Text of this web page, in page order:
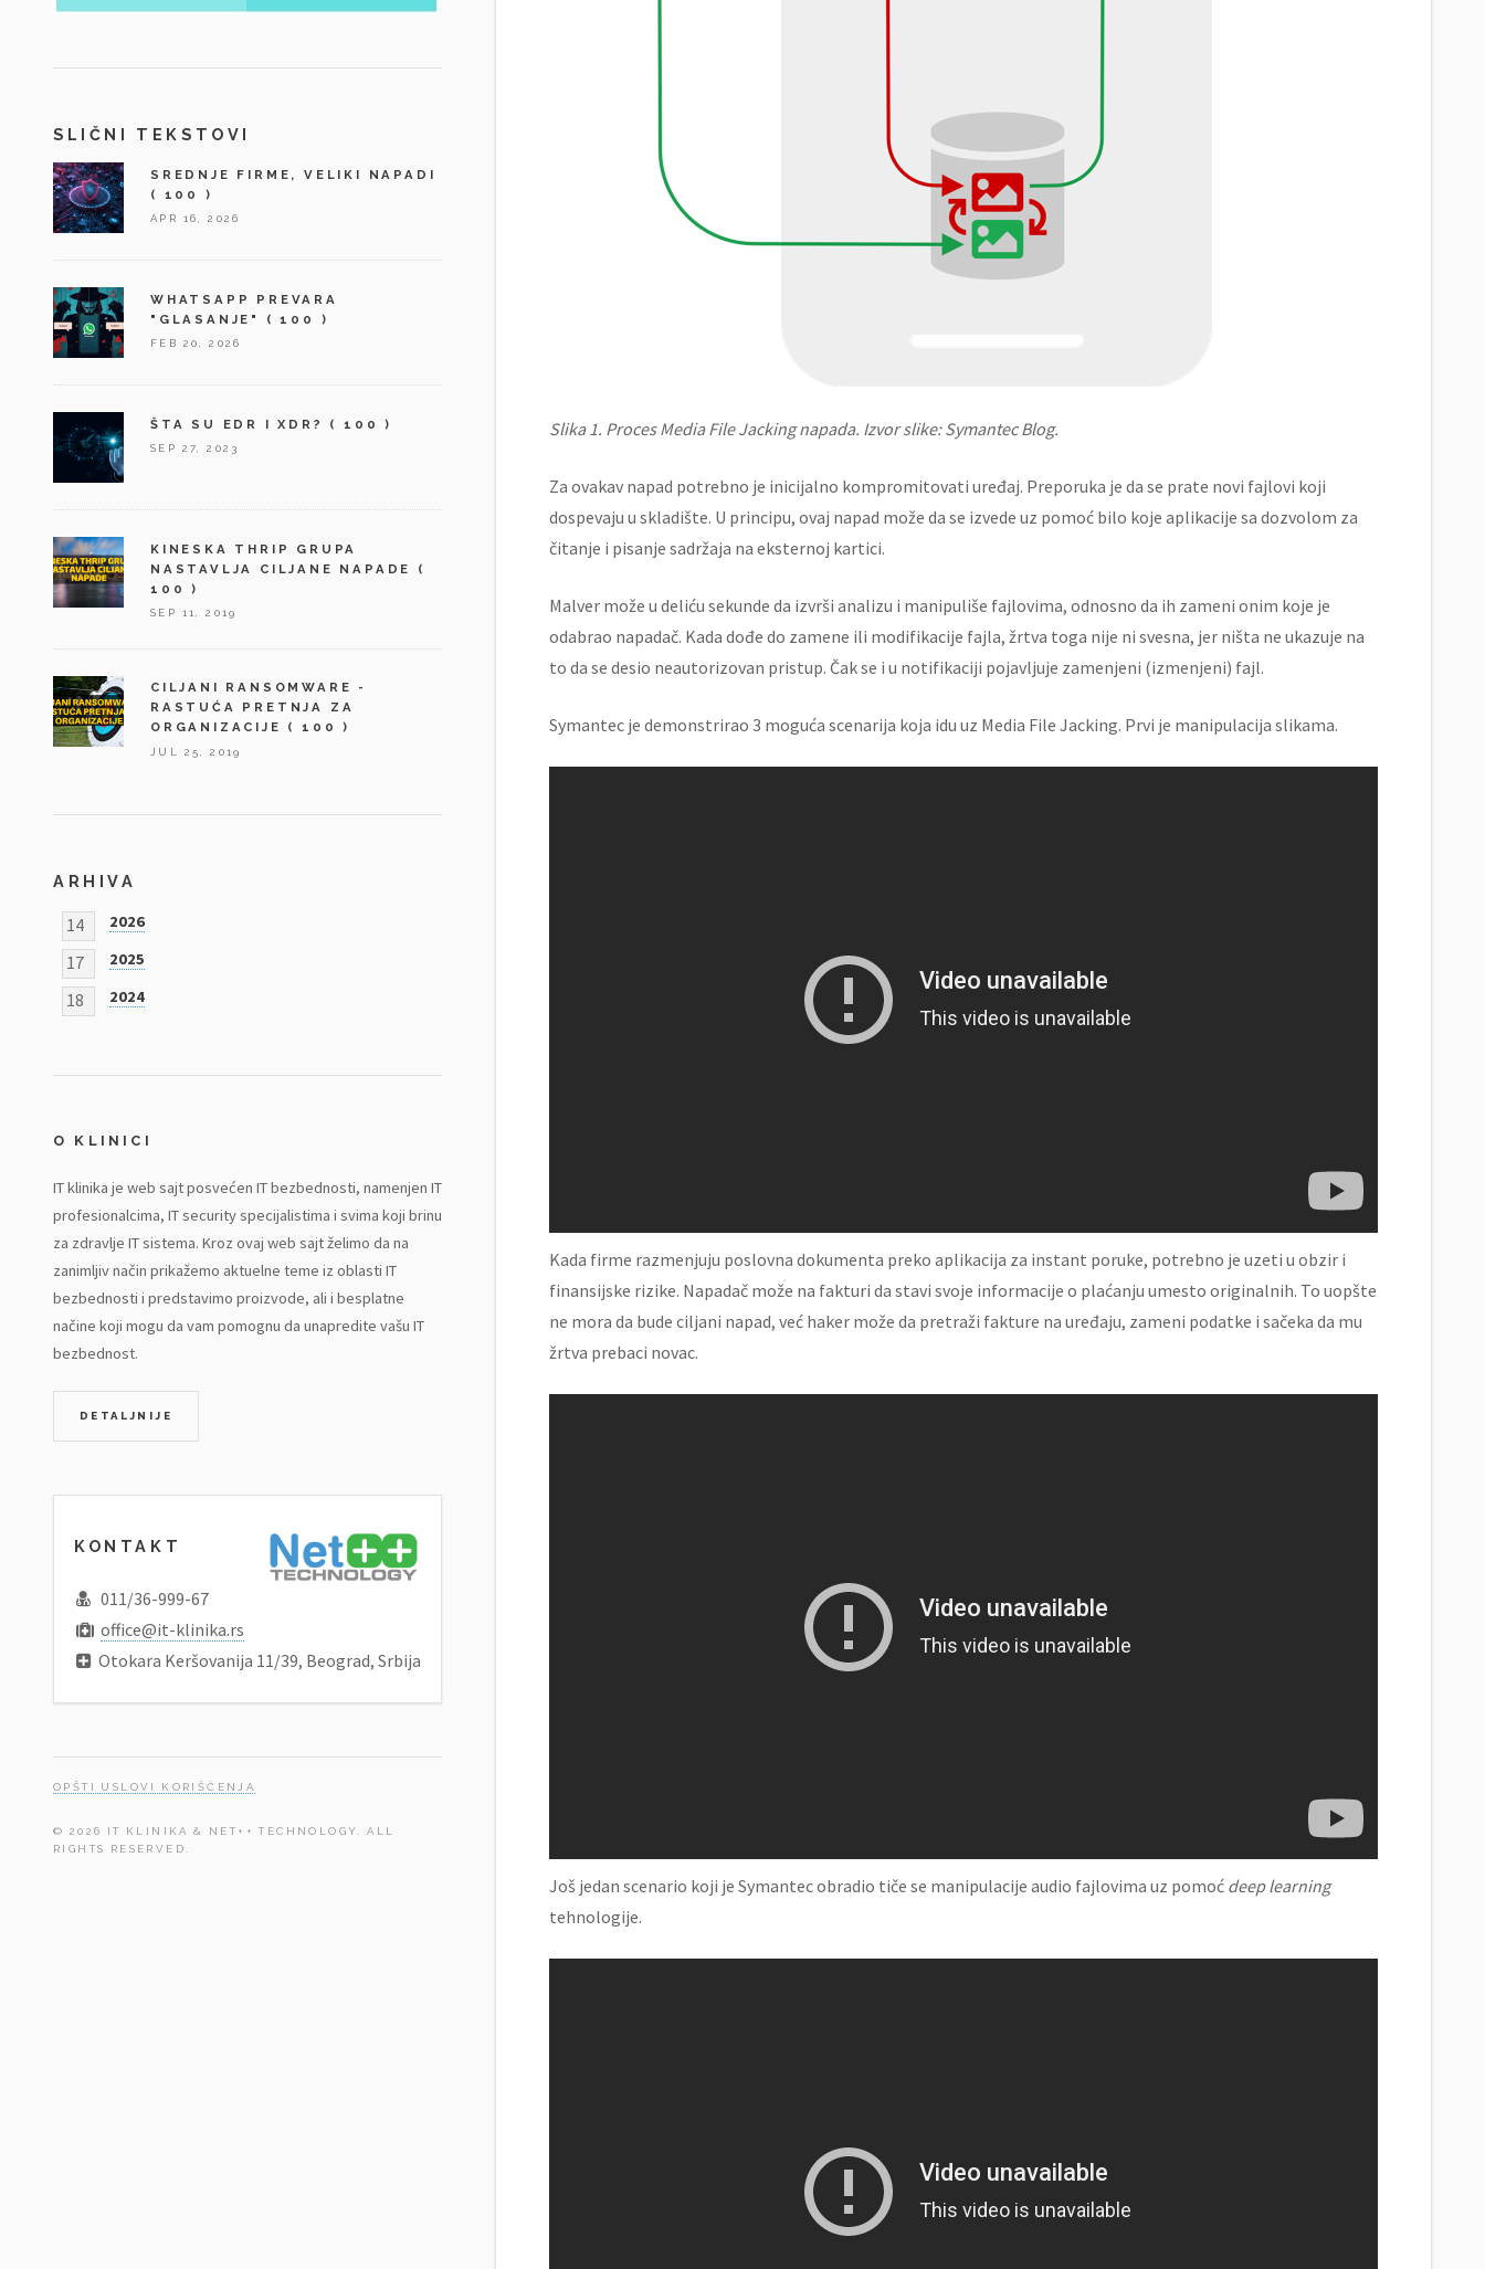
Slika 1. Proces Media File Jacking napada. Izvor slike: Symantec Blog.
Za ovakav napad potrebno je inicijalno kompromitovati uređaj. Preporuka je da se prate novi fajlovi koji
dospevaju u skladište. U principu, ovaj napad može da se izvede uz pomoć bilo koje aplikacije sa dozvolom za
čitanje i pisanje sadržaja na eksternoj kartici.
Malver može u deliću sekunde da izvrši analizu i manipuliše fajlovima, odnosno da ih zameni onim koje je
odabrao napadač. Kada dođe do zamene ili modifikacije fajla, žrtva toga nije ni svesna, jer ništa ne ukazuje na
to da se desio neautorizovan pristup. Čak se i u notifikaciji pojavljuje zamenjeni (izmenjeni) fajl.
Symantec je demonstrirao 3 moguća scenarija koja idu uz Media File Jacking. Prvi je manipulacija slikama.
Kada firme razmenjuju poslovna dokumenta preko aplikacija za instant poruke, potrebno je uzeti u obzir i
finansijske rizike. Napadač može na fakturi da stavi svoje informacije o plaćanju umesto originalnih. To uopšte
ne mora da bude ciljani napad, već haker može da pretraži fakture na uređaju, zameni podatke i sačeka da mu
žrtva prebaci novac.
Još jedan scenario koji je Symantec obradio tiče se manipulacije audio fajlovima uz pomoć deep learning
tehnologije.
SLIČNI TEKSTOVI
SREDNJE FIRME, VELIKI NAPADI
( 100 )
APR 16, 2026
WHATSAPP PREVARA
"GLASANJE"
( 100 )
FEB 20, 2026
ŠTA SU EDR I XDR? ( 100 )
SEP 27, 2023
KINESKA THRIP GRUPA
NASTAVLJA CILJANE NAPADE
(
100 )
SEP 11, 2019
CILJANI RANSOMWARE -
RASTUĆA PRETNJA ZA
ORGANIZACIJE
( 100 )
JUL 25, 2019
ARHIVA
14 2026
17 2025
18 2024
O KLINICI
IT klinika je web sajt posvećen IT bezbednosti, namenjen IT
profesionalcima, IT security specijalistima i svima koji brinu
za zdravlje IT sistema. Kroz ovaj web sajt želimo da na
zanimljiv način prikažemo aktuelne teme iz oblasti IT
bezbednosti i predstavimo proizvode, ali i besplatne
načine koji mogu da vam pomognu da unapredite vašu IT
bezbednost.
DETALJNIJE
KONTAKT
011/36-999-67
office@it-klinika.rs
Otokara Keršovanija 11/39, Beograd, Srbija
OPŠTI USLOVI KORIŠĆENJA
© 2026 IT KLINIKA & NET++ TECHNOLOGY. ALL
RIGHTS RESERVED.